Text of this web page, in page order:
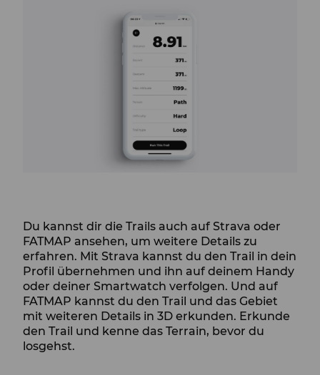
Du kannst dir die Trails auch auf Strava oder
FATMAP ansehen, um weitere Details zu
erfahren. Mit Strava kannst du den Trail in dein
Profil übernehmen und ihn auf deinem Handy
oder deiner Smartwatch verfolgen. Und auf
FATMAP kannst du den Trail und das Gebiet
mit weiteren Details in 3D erkunden. Erkunde
den Trail und kenne das Terrain, bevor du
losgehst.